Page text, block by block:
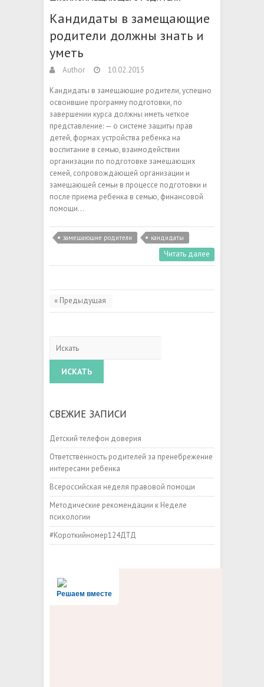
Кандидаты в замещающие
родители должны знать и
уметь
Author 10.02.2015
Кандидаты в замещающие родители, успешно
освоившие программу подготовки, по
завершении курса должны иметь четкое
представление: — о системе защиты прав
детей, формах устройства ребенка на
воспитание в семью, взаимодействии
организации по подготовке замещающих
семей, сопровождающей организации и
замещающей семьи в процессе подготовки и
после приема ребенка в семью, финансовой
помощи…
замещающие родители кандидаты
Читать далее
« Предыдущая
СВЕЖИЕ ЗАПИСИ
Детский телефон доверия
Ответственность родителей за пренебрежение
интересами ребенка
Всероссийская неделя правовой помощи
Методические рекомендации к Неделе
психологии
#Короткийномер124ДТД
Решаем вместе